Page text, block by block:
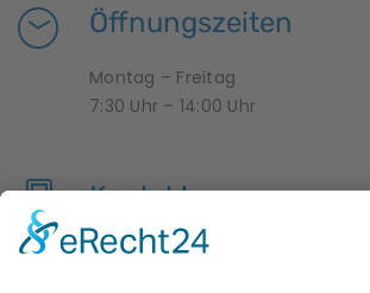
Öffnungszeiten
Montag – Freitag
7:30 Uhr – 14:00 Uhr
Kontakt
04950 9958376